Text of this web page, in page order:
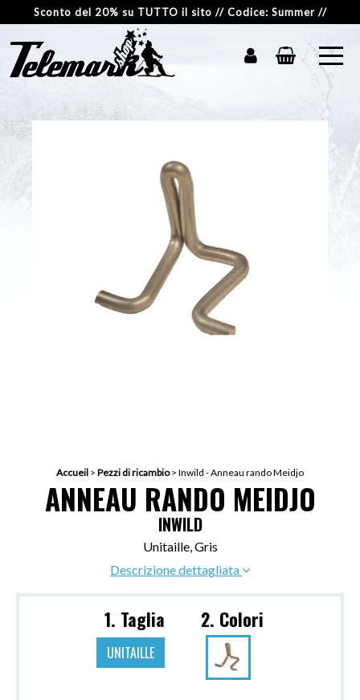
Sconto del 20% su TUTTO il sito // Codice: Summer //
Accueil > Pezzi di ricambio> Inwild - Anneau rando Meidjo
ANNEAU RANDO MEIDJO
INWILD
Unitaille, Gris
Descrizione dettagliata
1. Taglia
UNITAILLE
2. Colori